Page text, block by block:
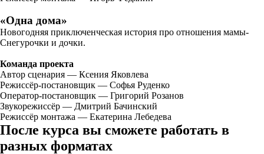
«Одна дома»
Новогодняя приключенческая история про отношения мамы-
Снегурочки и дочки.
Команда проекта
Автор сценария — Ксения Яковлева
Режиссёр-постановщик — Софья Руденко
Оператор-постановщик — Григорий Розанов
Звукорежиссёр — Дмитрий Бачинский
Режиссёр монтажа — Екатерина Лебедева
После курса вы сможете работать в
разных форматах